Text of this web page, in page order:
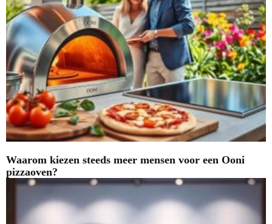
Waarom kiezen steeds meer mensen voor een Ooni
pizzaoven?